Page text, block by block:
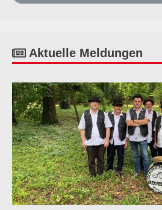
Aktuelle Meldungen